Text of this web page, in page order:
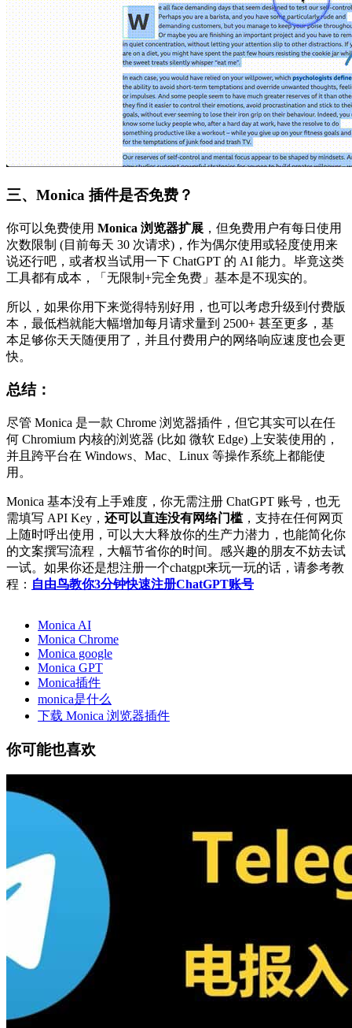
三、Monica 插件是否免费？
你可以免费使用 Monica 浏览器扩展 ，但免费用户有每日使用
次数限制 (目前每天 30 次请求)，作为偶尔使用或轻度使用来
说还行吧，或者权当试用一下 ChatGPT 的 AI 能力。毕竟这类
工具都有成本，「无限制+完全免费」基本是不现实的。
所以，如果你用下来觉得特别好用，也可以考虑升级到付费版
本，最低档就能大幅增加每月请求量到 2500+ 甚至更多，基
本足够你天天随便用了，并且付费用户的网络响应速度也会更
快。
总结：
尽管 Monica 是一款 Chrome 浏览器插件，但它其实可以在任
何 Chromium 内核的浏览器 (比如 微软 Edge) 上安装使用的，
并且跨平台在 Windows、Mac、Linux 等操作系统上都能使
用。
Monica 基本没有上手难度，你无需注册 ChatGPT 账号，也无
需填写 API Key， 还可以直连没有网络门槛，支持在任何网页
上随时呼出使用，可以大大释放你的生产力潜力，也能简化你
的文案撰写流程，大幅节省你的时间。感兴趣的朋友不妨去试
一试。如果你还是想注册一个chatgpt来玩一玩的话，请参考教
程： 自由鸟教你3分钟快速注册ChatGPT账号
Monica AI
Monica Chrome
Monica google
Monica GPT
Monica插件
monica是什么
下载 Monica 浏览器插件
你可能也喜欢